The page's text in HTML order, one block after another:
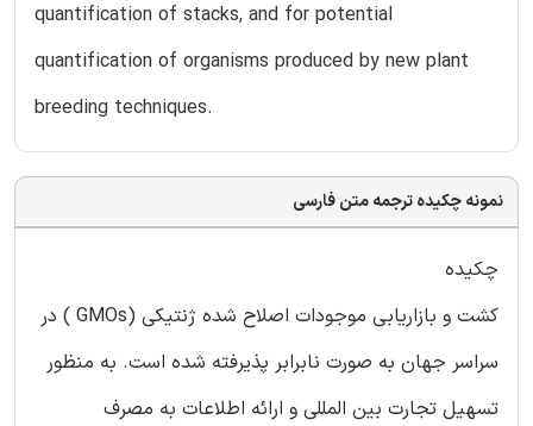
quantification of stacks, and for potential
quantification of organisms produced by new plant
breeding techniques.
نمونه چکیده ترجمه متن فارسی
چکیده
کشت و بازاریابی موجودات اصلاح شده ژنتیکی (GMOs ) در
سراسر جهان به صورت نابرابر پذیرفته شده است. به منظور
تسهیل تجارت بین المللی و ارائه اطلاعات به مصرف